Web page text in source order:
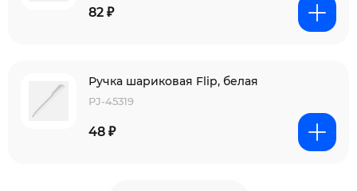
82 ₽
Ручка шариковая Flip, белая
PJ-45319
48 ₽